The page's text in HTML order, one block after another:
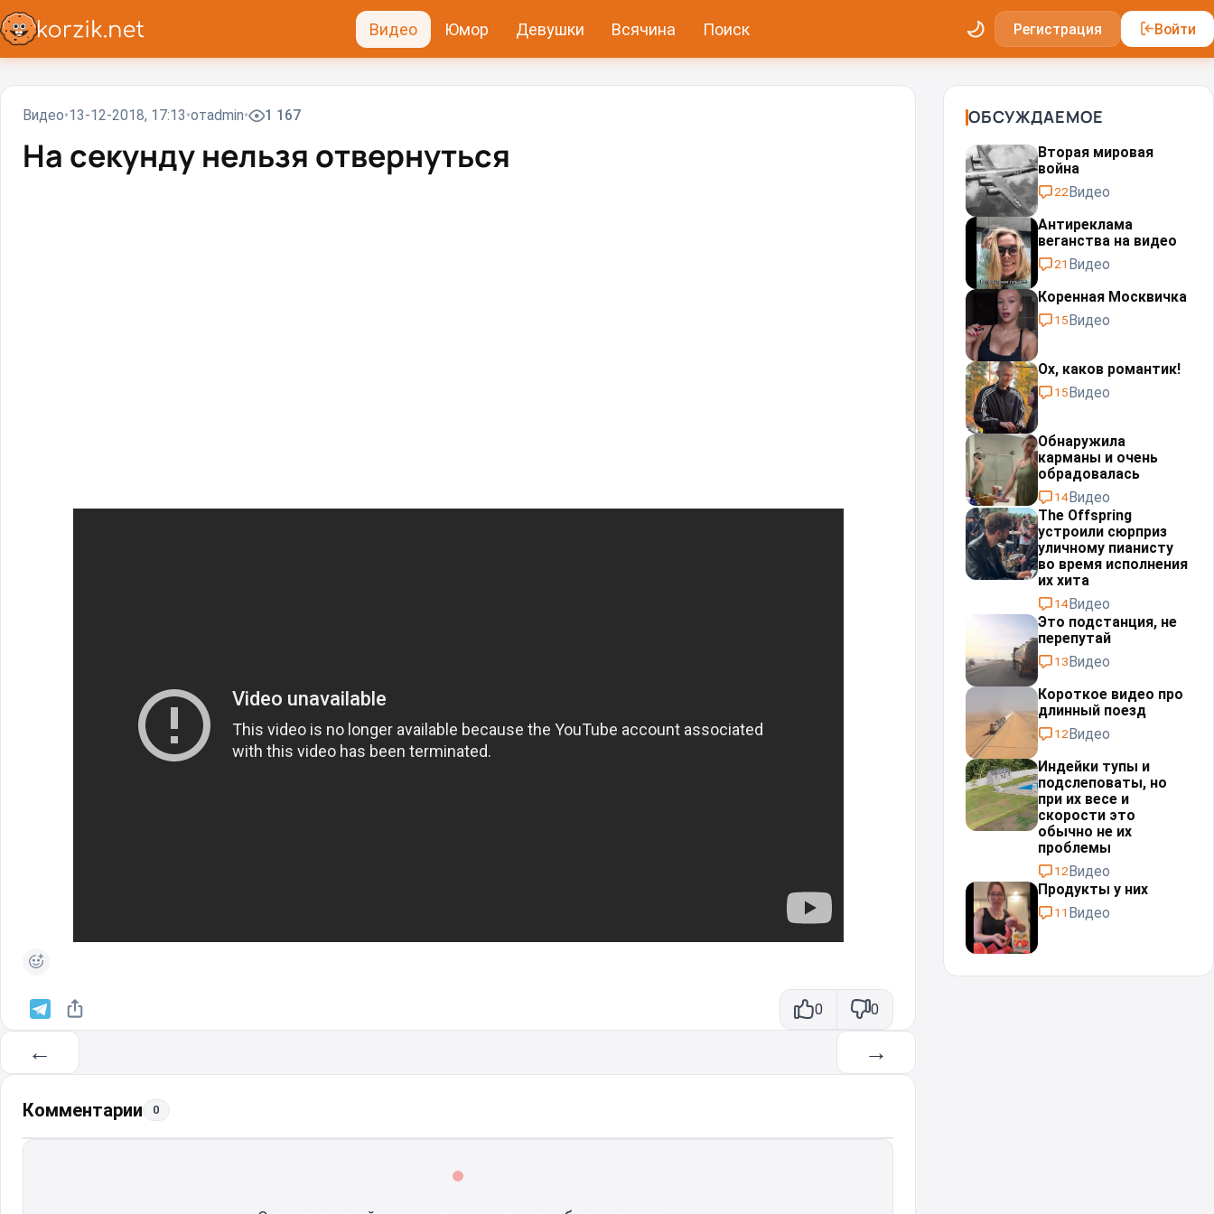
Видео Юмор Девушки Всячина Поиск Регистрация Войти
Видео 13-12-2018, 17:13 отadmin 1 167
На секунду нельзя отвернуться
0 0
← →
Комментарии 0
ОБСУЖДАЕМОЕ
Вторая мировая
война
22Видео
Антиреклама
веганства на видео
21 Видео
Коренная Москвичка
15Видео
Ох, каков романтик!
15Видео
Обнаружила
карманы и очень
обрадовалась
14Видео
The Offspring
устроили сюрприз
уличному пианисту
во время исполнения
их хита
14Видео
Это подстанция, не
перепутай⁠⁠
13Видео
Короткое видео про
длинный поезд
12Видео
Индейки тупы и
подслеповаты, но
при их весе и
скорости это
обычно не их
проблемы⁠⁠
12Видео
Продукты у них
11 Видео